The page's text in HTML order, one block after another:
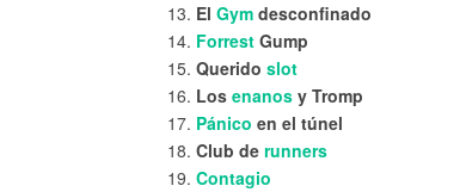
El Gym desconfinado
Forrest Gump
Querido slot
Los enanos y Tromp
Pánico en el túnel
Club de runners
Contagio